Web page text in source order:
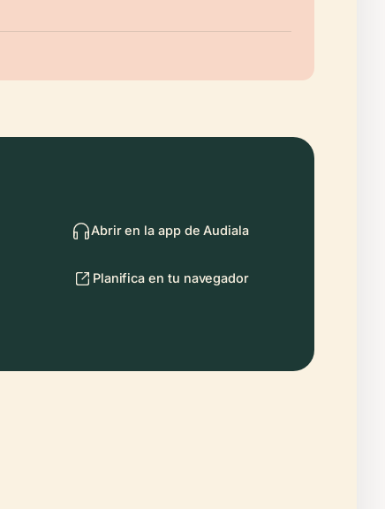
Abrir en la app de Audiala
Planifica en tu navegador